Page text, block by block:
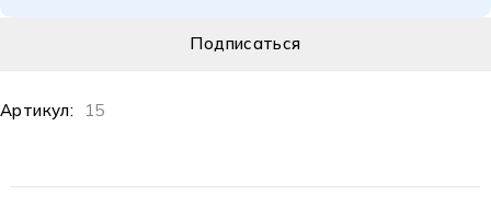
Артикул: 15